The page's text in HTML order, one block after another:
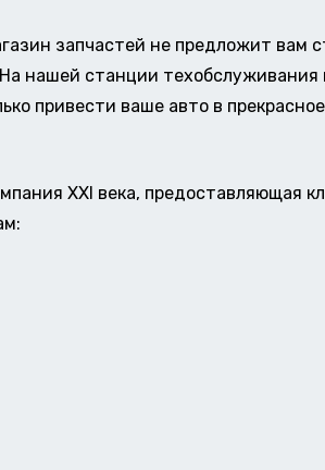
запчастей не предложит вам
нашей станции
привести ваше авто в
XXI века, предоставляющая